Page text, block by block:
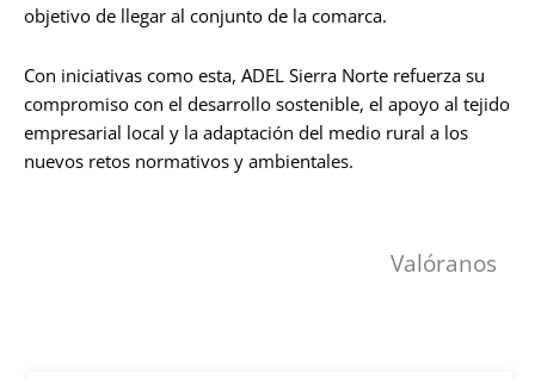
objetivo de llegar al conjunto de la comarca.
Con iniciativas como esta, ADEL Sierra Norte refuerza su
compromiso con el desarrollo sostenible, el apoyo al tejido
empresarial local y la adaptación del medio rural a los
nuevos retos normativos y ambientales.
Valóranos